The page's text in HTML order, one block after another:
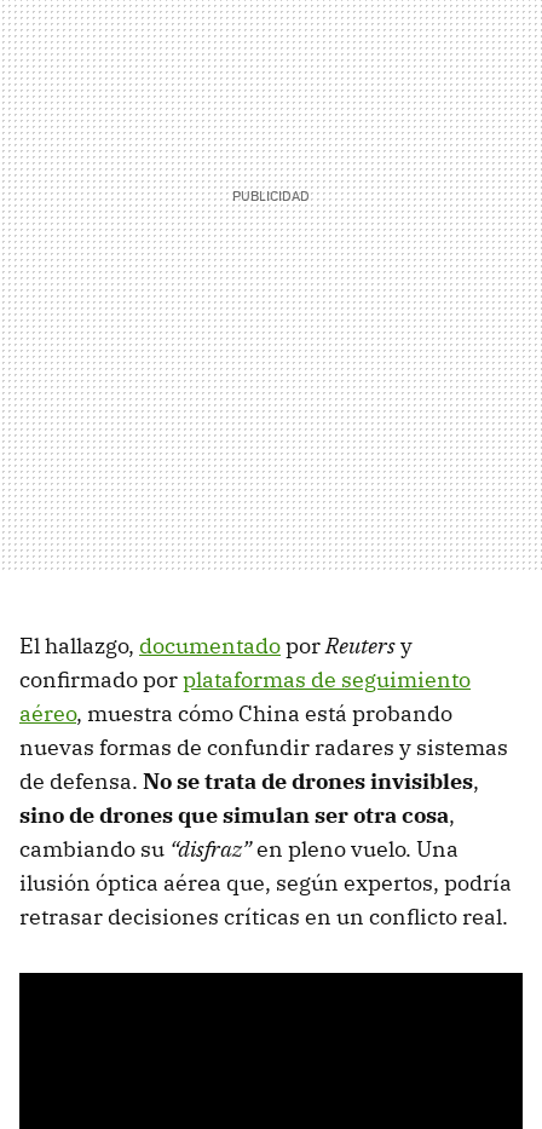
El hallazgo, documentadoporReutersy
confirmado porplataformas de seguimiento
aéreo, muestra cómo China está probando
nuevas formas de confundir radares y sistemas
de defensa. No se trata de drones invisibles,
sino de drones que simulan ser otra cosa,
cambiando su “disfraz”en pleno vuelo. Una
ilusión óptica aérea que, según expertos, podría
retrasar decisiones críticas en un conflicto real.